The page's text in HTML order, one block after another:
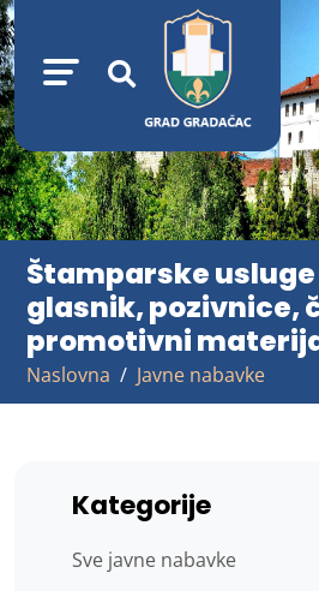
Štamparske
glasnik, pozivnice,
promotivni
Naslovna Javne nabavke
Kategorije
Sve javne nabavke